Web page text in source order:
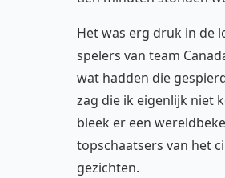
Het was erg druk in de
spelers van team
wat hadden die
zag die ik eigenlijk niet
bleek er een
topschaatsers van het
gezichten.